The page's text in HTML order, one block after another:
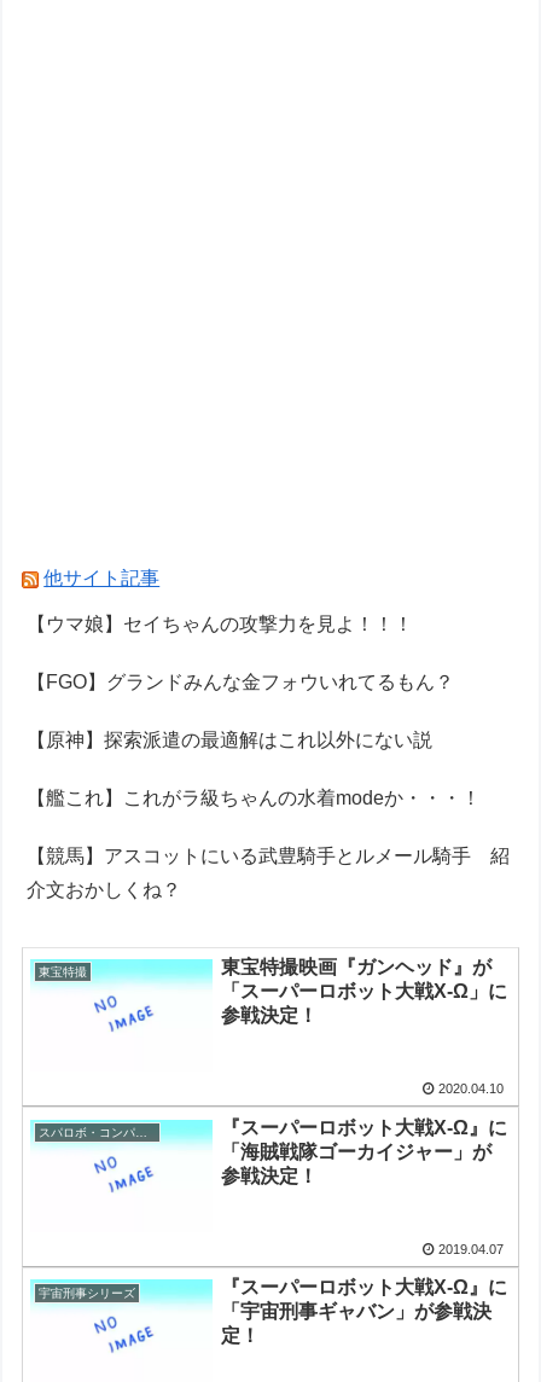
他サイト記事
【ウマ娘】セイちゃんの攻撃力を見よ！！！
【FGO】グランドみんな金フォウいれてるもん？
【原神】探索派遣の最適解はこれ以外にない説
【艦これ】これがラ級ちゃんの水着modeか・・・！
【競馬】アスコットにいる武豊騎手とルメール騎手 紹
介文おかしくね？
東宝特撮
東宝特撮映画『ガンヘッド』が
「スーパーロボット大戦X-Ω」に
参戦決定！
2020.04.10
スパロボ・コンパチヒーロー
『スーパーロボット大戦X-Ω』に
「海賊戦隊ゴーカイジャー」が
参戦決定！
2019.04.07
宇宙刑事シリーズ
『スーパーロボット大戦X-Ω』に
「宇宙刑事ギャバン」が参戦決
定！